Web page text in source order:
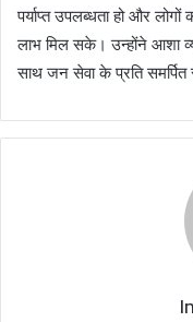
पर्याप्त उपलब्धता हो और
लाभ मिल सके। उन्होंने आशा
साथ जन सेवा के प्रति समर्पित